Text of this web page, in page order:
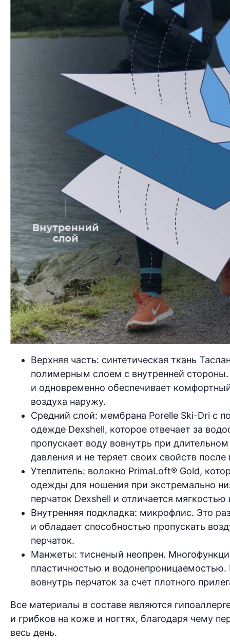
Верхняя часть: синтетическая ткань
полимерным слоем с внутренней
и одновременно обеспечивает
воздуха наружу.
Средний слой: мембрана Porelle Ski-Dri с
одежде Dexshell, которое отвечает за
пропускает воду вовнутрь при
давления и не теряет своих свойств
Утеплитель: волокно PrimaLoft® Gold,
одежды для ношения при экстремально
перчаток Dexshell и отличается
Внутренняя подкладка: микрофлис. Это
и обладает способностью пропускать
перчаток.
Манжеты: тисненый неопрен.
пластичностью и водонепроницаемостью.
вовнутрь перчаток за счет плотного
Все материалы в составе являются
и грибков на коже и ногтях, благодаря чему
весь день.